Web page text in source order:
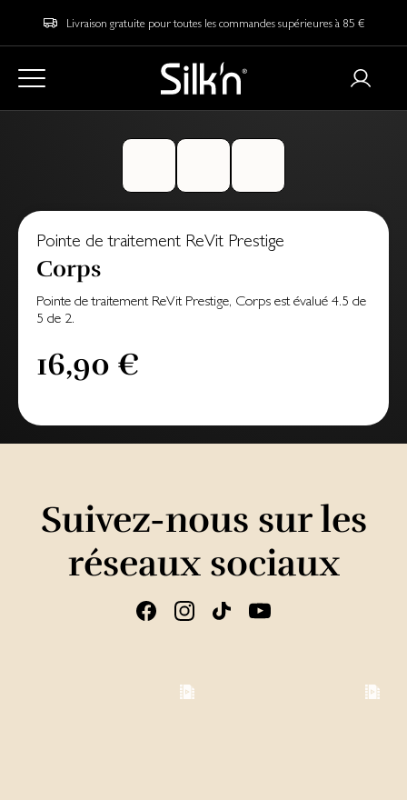
Livraison gratuite pour toutes les commandes supérieures à 85 €
Pointe de traitement ReVit Prestige
Corps
Pointe de traitement ReVit Prestige, Corps est évalué 4.5 de
5 de 2.
16,90 €
Suivez-nous sur les
réseaux sociaux